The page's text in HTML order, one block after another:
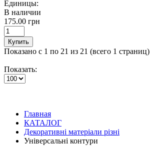
Единицы:
В наличии
175.00 грн
Купить
Показано с 1 по 21 из 21 (всего 1 страниц)
Показать:
Главная
КАТАЛОГ
Декоративні матеріали різні
Універсальні контури